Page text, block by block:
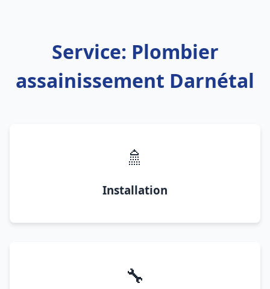
Service: Plombier
assainissement Darnétal
🚿
Installation
🔧